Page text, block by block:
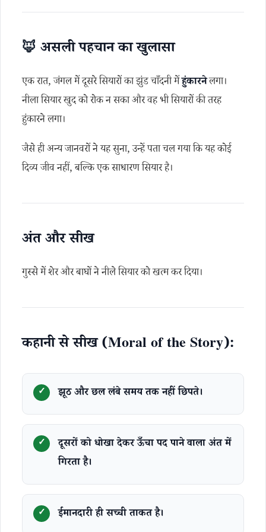
🦊 असली पहचान का खुलासा
एक रात, जंगल में दूसरे सियारों का झुंड चाँदनी मेंहुंकारनेलगा।
नीला सियार खुद को रोक न सका और वह भी सियारों की तरह
हुंकारने लगा।
जैसे ही अन्य जानवरों ने यह सुना, उन्हें पता चल गया कि यह कोई
दिव्य जीव नहीं, बल्कि एक साधारण सियार है।
अंत और सीख
गुस्से में शेर और बाघों ने नीले सियार को खत्म कर दिया।
कहानी से सीख (Moral of the Story):
झूठ और छल लंबे समय तक नहीं छिपते।
दूसरों को धोखा देकर ऊँचा पद पाने वाला अंत में
गिरता है।
ईमानदारी ही सच्ची ताकत है।